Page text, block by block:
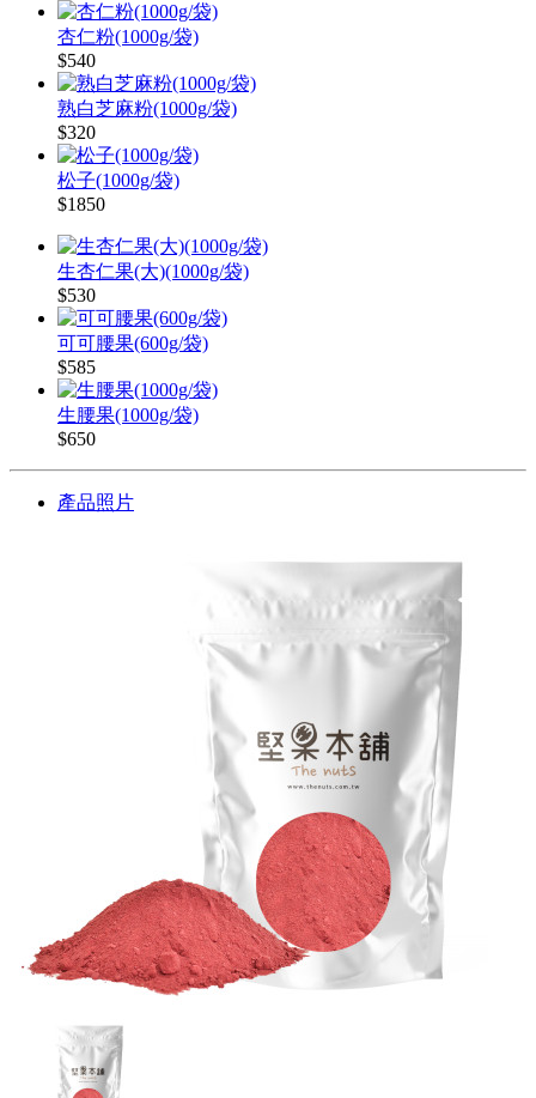
杏仁粉(1000g/袋)
$540
熟白芝麻粉(1000g/袋)
$320
松子(1000g/袋)
$1850
生杏仁果(大)(1000g/袋)
$530
可可腰果(600g/袋)
$585
生腰果(1000g/袋)
$650
產品照片